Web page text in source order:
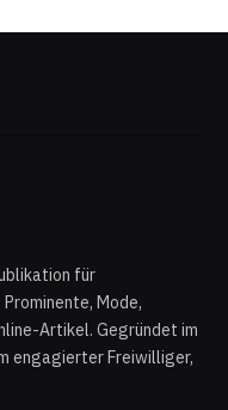
für
Mode,
Artikel. Gegründet im
engagierter Freiwilliger,